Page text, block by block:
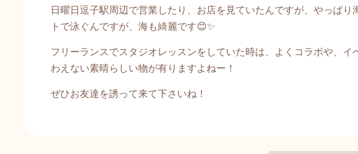
日曜日逗子駅周辺で営業したり、お店を見ていたんですが、やっぱ
トで泳ぐんですが、海も綺麗です😊✨
フリーランスでスタジオレッスンをしていた時は、よくコラボや、
わえない素晴らしい物が有りますよねー！
ぜひお友達を誘って来て下さいね！